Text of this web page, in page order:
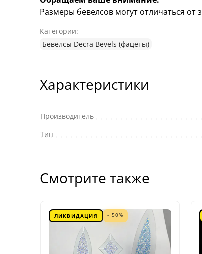
Размеры бевелсов могут отличаться от
Категории:
Бевелсы Decra Bevels (фацеты)
Характеристики
Производитель
Тип
Смотрите также
ЛИКВИДАЦИЯ - 50%